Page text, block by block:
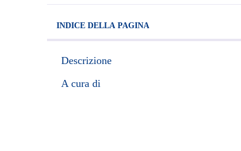
INDICE DELLA PAGINA
Descrizione
A cura di